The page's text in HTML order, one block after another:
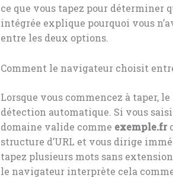
ce que vous tapez pour
intégrée explique pourquoi vous
entre les deux options.
Comment le navigateur choisit
Lorsque vous commencez à taper,
détection automatique. Si vous
domaine valide comme exemple.fr
structure d’URL et vous dirige
tapez plusieurs mots sans
le navigateur interprète cela